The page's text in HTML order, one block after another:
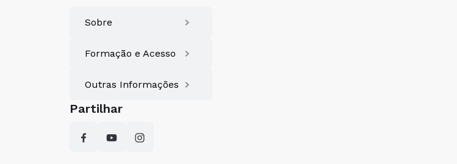
Sobre
Formação e Acesso
Outras Informações
Partilhar